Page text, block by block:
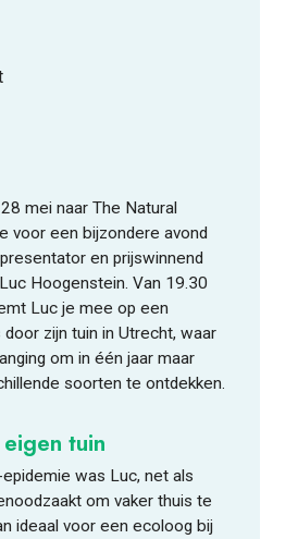
mei naar The Natural
voor een bijzondere avond
en prijswinnend
Hoogenstein. Van 19.30
Luc je mee op een
zijn tuin in Utrecht, waar
om in één jaar maar
soorten te ontdekken.
tuin
was Luc, net als
om vaker thuis te
ideaal voor een ecoloog bij